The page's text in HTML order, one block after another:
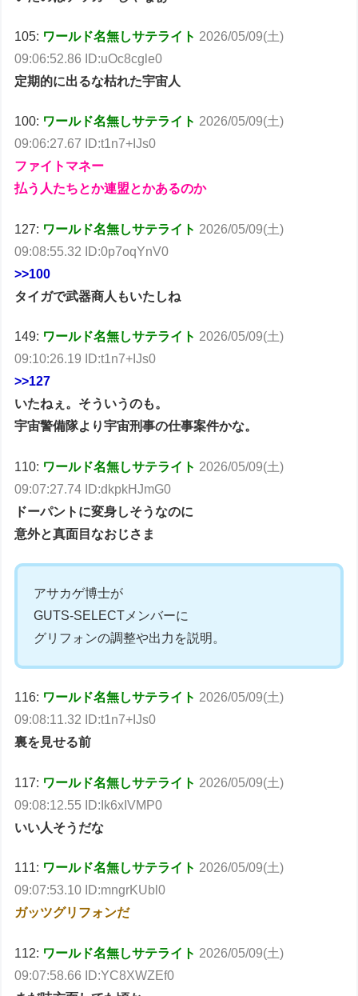
105: ワールド名無しサテライト 2026/05/09(土)
09:06:52.86 ID:uOc8cgle0
定期的に出るな枯れた宇宙人
100: ワールド名無しサテライト 2026/05/09(土)
09:06:27.67 ID:t1n7+IJs0
ファイトマネー
払う人たちとか連盟とかあるのか
127: ワールド名無しサテライト 2026/05/09(土)
09:08:55.32 ID:0p7oqYnV0
>>100
タイガで武器商人もいたしね
149: ワールド名無しサテライト 2026/05/09(土)
09:10:26.19 ID:t1n7+IJs0
>>127
いたねぇ。そういうのも。
宇宙警備隊より宇宙刑事の仕事案件かな。
110: ワールド名無しサテライト 2026/05/09(土)
09:07:27.74 ID:dkpkHJmG0
ドーパントに変身しそうなのに
意外と真面目なおじさま
アサカゲ博士が
GUTS-SELECTメンバーに
グリフォンの調整や出力を説明。
116: ワールド名無しサテライト 2026/05/09(土)
09:08:11.32 ID:t1n7+IJs0
裏を見せる前
117: ワールド名無しサテライト 2026/05/09(土)
09:08:12.55 ID:Ik6xIVMP0
いい人そうだな
111: ワールド名無しサテライト 2026/05/09(土)
09:07:53.10 ID:mngrKUbl0
ガッツグリフォンだ
112: ワールド名無しサテライト 2026/05/09(土)
09:07:58.66 ID:YC8XWZEf0